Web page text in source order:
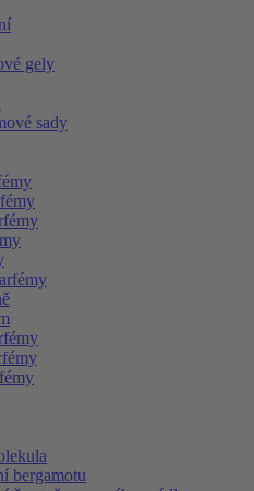
gely
sady
bergamotu